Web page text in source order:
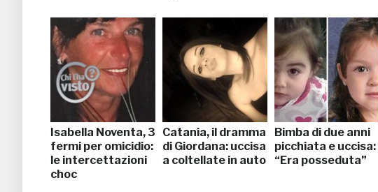
Isabella Noventa, 3
fermi per omicidio:
le intercettazioni
choc
Catania, il dramma
di Giordana: uccisa
a coltellate in auto
Bimba di due anni
picchiata e uccisa:
“Era posseduta”